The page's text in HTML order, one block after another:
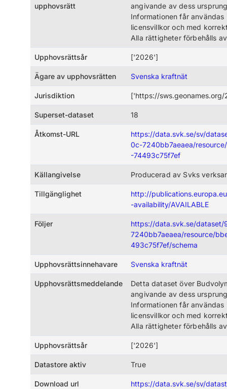
upphovsrätt
angivande av dess
Informationen får
licensvillkor och med
Alla rättigheter förbehålls
Upphovsrättsår ['2026']
Ägare av upphovsrätten Svenska kraftnät
Jurisdiktion ['https://
Superset-dataset 18
Åtkomst-URL
https://data.svk.se/sv/
0c-7240bb7aeaea/
-74493c75f7ef
Källangivelse Producerad av Svks
Tillgänglighet
http://
-availability/AVAILABLE
Följer
https://data.svk.se/
7240bb7aeaea/resource/
493c75f7ef/schema
Upphovsrättsinnehavare Svenska kraftnät
Upphovsrättsmeddelande
Detta dataset över
angivande av dess
Informationen får
licensvillkor och med
Alla rättigheter förbehålls
Upphovsrättsår ['2026']
Datastore aktiv True
Download url
https://data.svk.se/sv/